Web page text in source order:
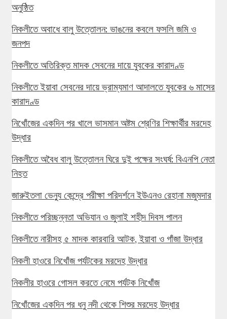
অনুষ্ঠিত
নিকলীতে অবাধে বালু উত্তোলন: ভাঙনের কবলে ফসলি জমি ও
জনপদ
নিকলীতে অতিরিক্ত মাদক সেবনের দায়ে যুবকের কারাদণ্ড
নিকলীতে ইয়াবা সেবনের দায়ে ভ্রাম্যমাণ আদালতে যুবকের ৬ মাসের
কারাদণ্ড
নিখোঁজের একদিন পর খালে ভাসমান অষ্টম শ্রেণির শিক্ষার্থীর মরদেহ
উদ্ধার
নিকলীতে অবৈধ বালু উত্তোলন ঘিরে দুই পক্ষের সংঘর্ষ: বিএনপি নেতা
নিহত
জারুইতলা ভেন্যু কেন্দ্রে পরীক্ষা পরিদর্শনে ইউএনও রেহানা মজুমদার
নিকলীতে পরিচ্ছন্নতা অভিযান ও জুলাই শহীদ দিবস পালন
নিকলীতে নারীসহ ৫ মাদক কারবারি আটক, ইয়াবা ও গাঁজা উদ্ধার
নিকলী হাওরে নিখোঁজ পর্যটকের মরদেহ উদ্ধার
নিকলীর হাওরে গোসল করতে নেমে পর্যটক নিখোঁজ
নিখোঁজের একদিন পর ধনু নদী থেকে শিশুর মরদেহ উদ্ধার